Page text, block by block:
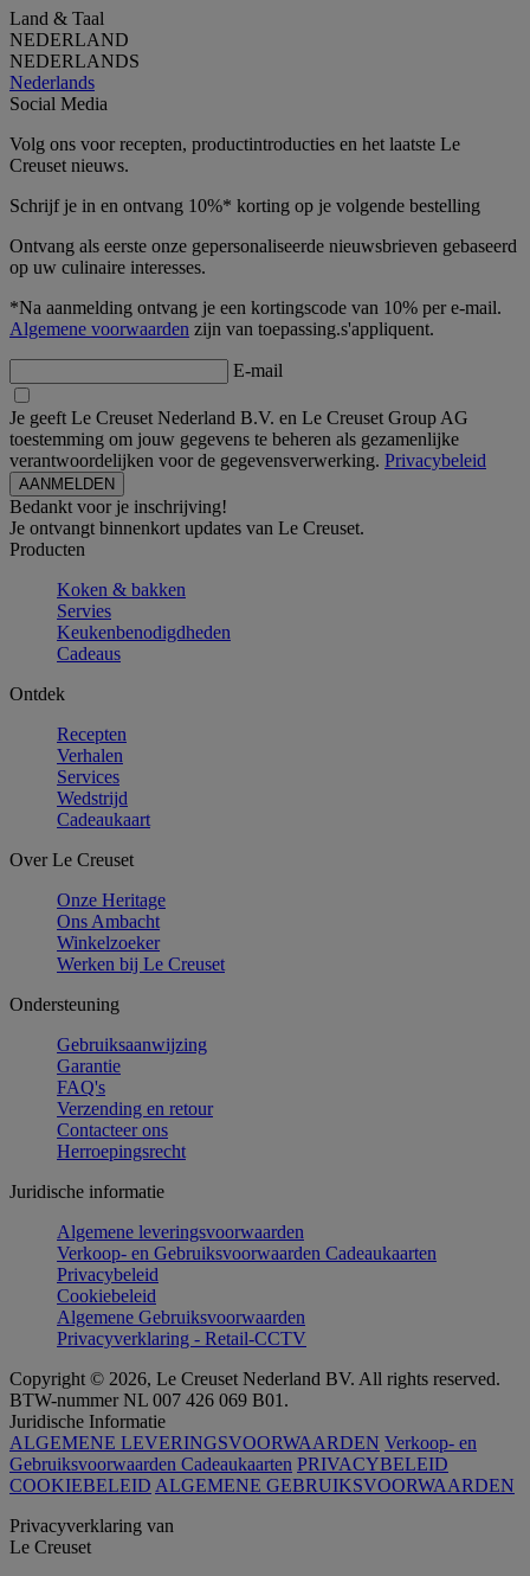
Land & Taal
NEDERLAND
NEDERLANDS
Nederlands
Social Media
Volg ons voor recepten, productintroducties en het laatste Le
Creuset nieuws.
Schrijf je in en ontvang 10%* korting op je volgende bestelling
Ontvang als eerste onze gepersonaliseerde nieuwsbrieven gebaseerd
op uw culinaire interesses.
*Na aanmelding ontvang je een kortingscode van 10% per e-mail.
Algemene voorwaarden zijn van toepassing.s'appliquent.
E-mail
Je geeft Le Creuset Nederland B.V. en Le Creuset Group AG
toestemming om jouw gegevens te beheren als gezamenlijke
verantwoordelijken voor de gegevensverwerking. Privacybeleid
Bedankt voor je inschrijving!
Je ontvangt binnenkort updates van Le Creuset.
Producten
Koken & bakken
Servies
Keukenbenodigdheden
Cadeaus
Ontdek
Recepten
Verhalen
Services
Wedstrijd
Cadeaukaart
Over Le Creuset
Onze Heritage
Ons Ambacht
Winkelzoeker
Werken bij Le Creuset
Ondersteuning
Gebruiksaanwijzing
Garantie
FAQ's
Verzending en retour
Contacteer ons
Herroepingsrecht
Juridische informatie
Algemene leveringsvoorwaarden
Verkoop- en Gebruiksvoorwaarden Cadeaukaarten
Privacybeleid
Cookiebeleid
Algemene Gebruiksvoorwaarden
Privacyverklaring - Retail-CCTV
Copyright © 2026, Le Creuset Nederland BV. All rights reserved.
BTW-nummer NL 007 426 069 B01.
Juridische Informatie
ALGEMENE LEVERINGSVOORWAARDEN Verkoop- en
Gebruiksvoorwaarden Cadeaukaarten PRIVACYBELEID
COOKIEBELEID ALGEMENE GEBRUIKSVOORWAARDEN
Privacyverklaring van
Le Creuset